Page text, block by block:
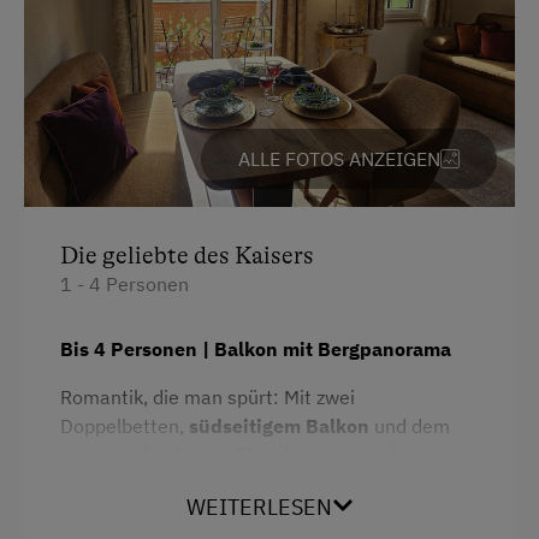
Backofen
Wasserkocher
Toaster
Verbundene Zimmer
Hochgeschwindigkeits-Internetanschluss
Wlan
Neubau
Stockbett
ALLE FOTOS ANZEIGEN
Die geliebte des Kaisers
1 - 4 Personen
Bis 4 Personen | Balkon mit Bergpanorama
Romantik, die man spürt: Mit zwei
Doppelbetten, südseitigem Balkon und dem
Refugium für alle, die Natur und Stil zu schätzen
WEITERLESEN